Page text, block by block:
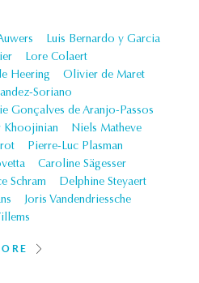
Luis Bernardo y Garcia
Lore Colaert
Heering
Olivier de Maret
Soriano
Gonçalves de Aranjo-Passos
Khoojinian
Niels Matheve
Pierre-Luc Plasman
Caroline Sägesser
Schram
Delphine Steyaert
Joris Vandendriessche